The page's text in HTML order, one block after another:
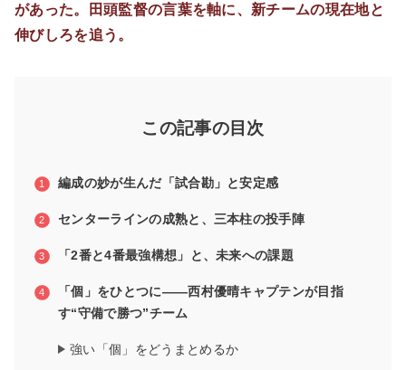
があった。田頭監督の言葉を軸に、新チームの現在地と
伸びしろを追う。
この記事の目次
編成の妙が生んだ「試合勘」と安定感
センターラインの成熟と、三本柱の投手陣
「2番と4番最強構想」と、未来への課題
「個」をひとつに――西村優晴キャプテンが目指
す“守備で勝つ”チーム
強い「個」をどうまとめるか